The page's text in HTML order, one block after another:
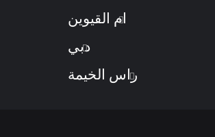
ام القيوين
دبي
راس الخيمة